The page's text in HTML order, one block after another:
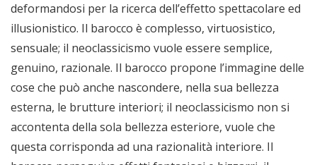
deformandosi per la ricerca dell’effetto spettacolare ed
illusionistico. Il barocco è complesso, virtuosistico,
sensuale; il neoclassicismo vuole essere semplice,
genuino, razionale. Il barocco propone l’immagine delle
cose che può anche nascondere, nella sua bellezza
esterna, le brutture interiori; il neoclassicismo non si
accontenta della sola bellezza esteriore, vuole che
questa corrisponda ad una razionalità interiore. Il